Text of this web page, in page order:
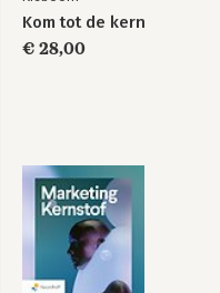
Kom tot de kern
€ 28,00